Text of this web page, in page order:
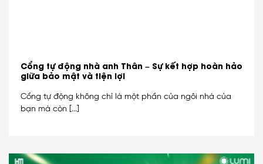
Cổng tự động nhà anh Thân – Sự kết hợp hoàn hảo
giữa bảo mật và tiện lợi
Cổng tự động không chỉ là một phần của ngôi nhà của
bạn mà còn [...]